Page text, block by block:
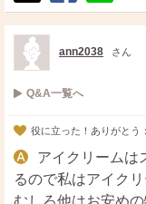
ポ
ス
ト
シ
ェ
送
る
ann2038 さん
Q&A一覧へ
役に立った！ありがとう：
アイクリームは
るので私はアイク
むしろ他はお安め